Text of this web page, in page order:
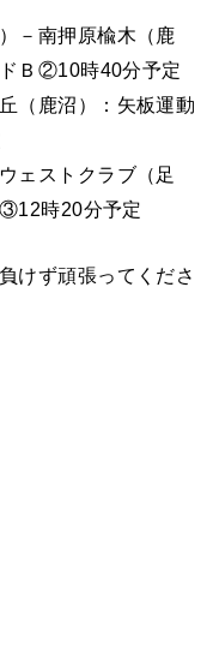
－南押原楡木（鹿
Ｂ②10時40分予定
（鹿沼）：矢板運動
ェストクラブ（足
時20分予定
けず頑張ってくださ